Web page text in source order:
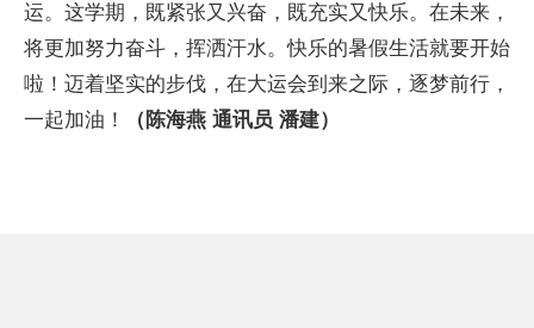
运。这学期，既紧张又兴奋，既充实又快乐。在未来，
将更加努力奋斗，挥洒汗水。快乐的暑假生活就要开始
啦！迈着坚实的步伐，在大运会到来之际，逐梦前行，
一起加油！
（陈海燕 通讯员 潘建）